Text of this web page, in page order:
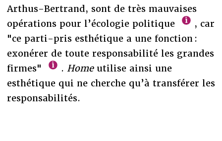
Arthus-Bertrand, sont de très mauvaises
opérations pour l’écologie politique
, car
"ce parti-pris esthétique a une fonction :
exonérer de toute responsabilité les grandes
firmes"
. Home utilise ainsi une
esthétique qui ne cherche qu’à transférer les
responsabilités.